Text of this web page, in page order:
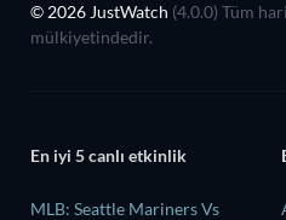
© 2026 JustWatch (4.0.0) Tüm
mülkiyetindedir.
En iyi 5 canlı etkinlik
MLB: Seattle Mariners Vs